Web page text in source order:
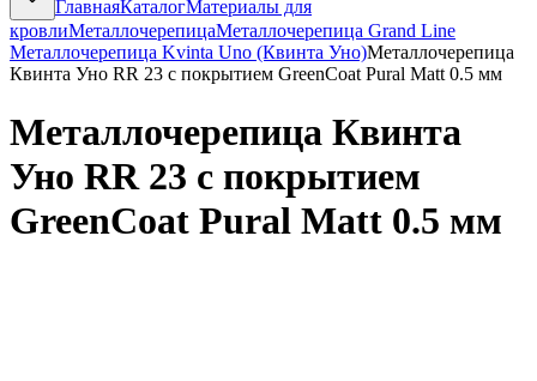
ГлавнаяКаталогМатериалы для
кровлиМеталлочерепицаМеталлочерепица Grand Line
Металлочерепица Kvinta Uno (Квинта Уно)Металлочерепица
Квинта Уно RR 23 с покрытием GreenCoat Pural Matt 0.5 мм
Металлочерепица Квинта
Уно RR 23 с покрытием
GreenCoat Pural Matt 0.5 мм